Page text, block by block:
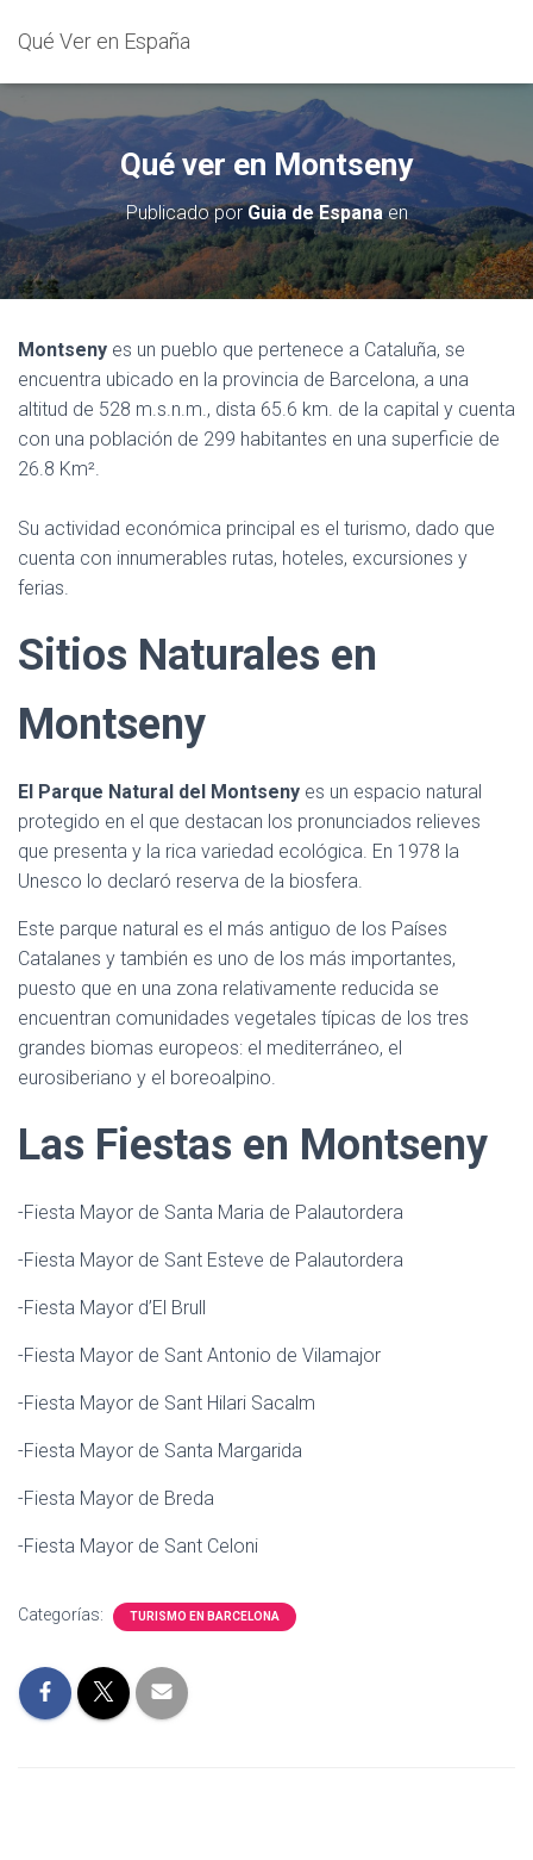
Qué Ver en España
Qué ver en Montseny
Publicado porGuia de Espanaen
Montseny es un pueblo que pertenece a Cataluña, se
encuentra ubicado en la provincia de Barcelona, a una
altitud de 528 m.s.n.m., dista 65.6 km. de la capital y cuenta
con una población de 299 habitantes en una superficie de
26.8 Km².
Su actividad económica principal es el turismo, dado que
cuenta con innumerables rutas, hoteles, excursiones y
ferias.
Sitios Naturales en
Montseny
El Parque Natural del Montseny es un espacio natural
protegido en el que destacan los pronunciados relieves
que presenta y la rica variedad ecológica. En 1978 la
Unesco lo declaró reserva de la biosfera.
Este parque natural es el más antiguo de los Países
Catalanes y también es uno de los más importantes,
puesto que en una zona relativamente reducida se
encuentran comunidades vegetales típicas de los tres
grandes biomas europeos: el mediterráneo, el
eurosiberiano y el boreoalpino.
Las Fiestas en Montseny
-Fiesta Mayor de Santa Maria de Palautordera
-Fiesta Mayor de Sant Esteve de Palautordera
-Fiesta Mayor d’El Brull
-Fiesta Mayor de Sant Antonio de Vilamajor
-Fiesta Mayor de Sant Hilari Sacalm
-Fiesta Mayor de Santa Margarida
-Fiesta Mayor de Breda
-Fiesta Mayor de Sant Celoni
Categorías: TURISMO EN BARCELONA